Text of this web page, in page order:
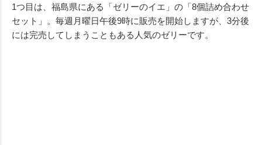
1つ目は、福島県にある「ゼリーのイエ」の「8個詰め合わせ
セット」。毎週月曜日午後9時に販売を開始しますが、3分後
には完売してしまうこともある人気のゼリーです。